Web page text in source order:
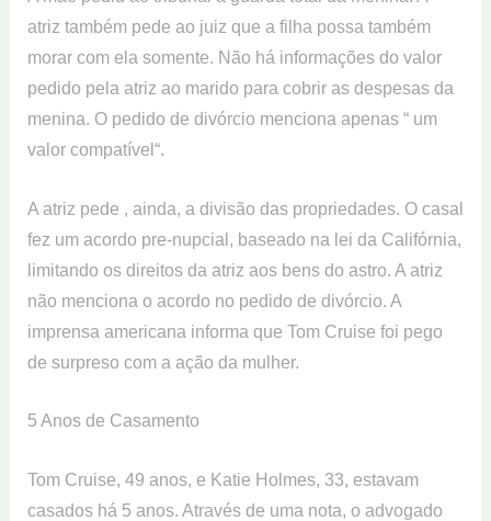
atriz também pede ao juiz que a filha possa também
morar com ela somente. Não há informações do valor
pedido pela atriz ao marido para cobrir as despesas da
menina. O pedido de divórcio menciona apenas “ um
valor compatível“.
A atriz pede , ainda, a divisão das propriedades. O casal
fez um acordo pre-nupcial, baseado na lei da Califórnia,
limitando os direitos da atriz aos bens do astro. A atriz
não menciona o acordo no pedido de divórcio. A
imprensa americana informa que Tom Cruise foi pego
de surpreso com a ação da mulher.
5 Anos de Casamento
Tom Cruise, 49 anos, e Katie Holmes, 33, estavam
casados há 5 anos. Através de uma nota, o advogado